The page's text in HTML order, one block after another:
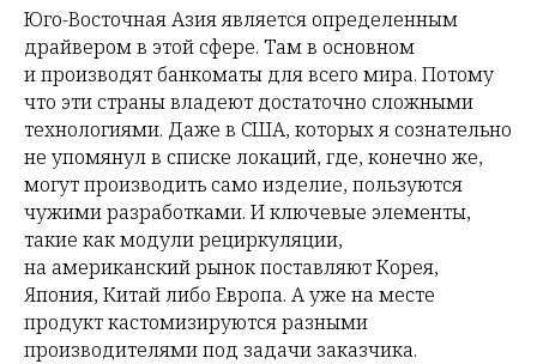
Юго-Восточная Азия является определенным
драйвером в этой сфере. Там в основном
и производят банкоматы для всего мира. Потому
что эти страны владеют достаточно сложными
технологиями. Даже в США, которых я сознательно
не упомянул в списке локаций, где, конечно же,
могут производить само изделие, пользуются
чужими разработками. И ключевые элементы,
такие как модули рециркуляции,
на американский рынок поставляют Корея,
Япония, Китай либо Европа. А уже на месте
продукт кастомизируются разными
производителями под задачи заказчика.